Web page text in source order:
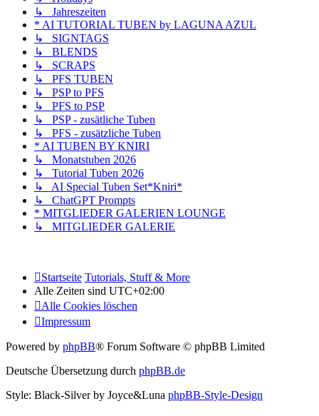
↳ Jahreszeiten
* AI TUTORIAL TUBEN by LAGUNA AZUL
↳ SIGNTAGS
↳ BLENDS
↳ SCRAPS
↳ PFS TUBEN
↳ PSP to PFS
↳ PFS to PSP
↳ PSP - zusätliche Tuben
↳ PFS - zusätzliche Tuben
* AI TUBEN BY KNIRI
↳ Monatstuben 2026
↳ Tutorial Tuben 2026
↳ AI Special Tuben Set*Kniri*
↳ ChatGPT Prompts
* MITGLIEDER GALERIEN LOUNGE
↳ MITGLIEDER GALERIE
Startseite Tutorials, Stuff & More
Alle Zeiten sind UTC+02:00
Alle Cookies löschen
Impressum
Powered by phpBB® Forum Software © phpBB Limited
Deutsche Übersetzung durch phpBB.de
Style: Black-Silver by Joyce&Luna phpBB-Style-Design